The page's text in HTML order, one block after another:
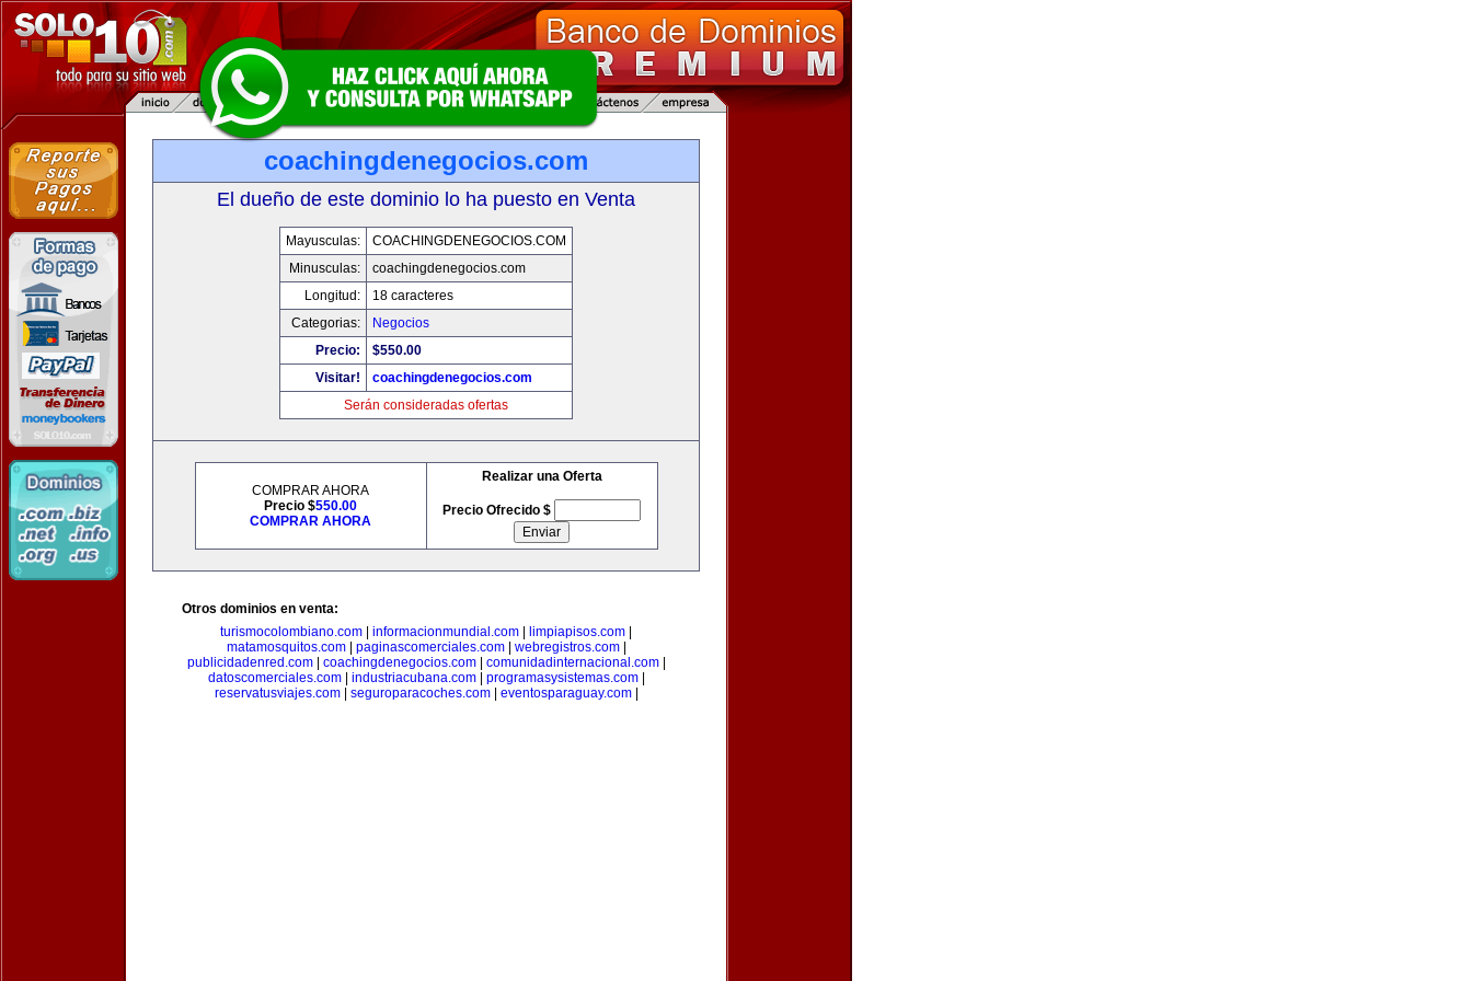
coachingdenegocios.com
El dueño de este dominio lo ha puesto en Venta
Mayusculas:
COACHINGDENEGOCIOS.COM
Minusculas:
coachingdenegocios.com
Longitud:
18 caracteres
Categorias:
Negocios
Precio:
$550.00
Visitar!
coachingdenegocios.com
Serán consideradas ofertas
COMPRAR AHORA
Precio $550.00
COMPRAR AHORA
Realizar una Oferta
Precio Ofrecido $
Otros dominios en venta:
turismocolombiano.com
informacionmundial.com limpiapisos.com
matamosquitos.com| paginascomerciales.com| webregistros.com|
publicidadenred.com| coachingdenegocios.com| comunidadinternacional.com|
datoscomerciales.com| industriacubana.com| programasysistemas.com|
reservatusviajes.com| seguroparacoches.com| eventosparaguay.com|